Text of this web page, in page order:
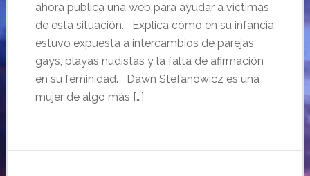
ahora publica una web para ayudar a víctimas
de esta situación. Explica cómo en su infancia
estuvo expuesta a intercambios de parejas
gays, playas nudistas y la falta de afirmación
en su feminidad. Dawn Stefanowicz es una
mujer de algo más […]